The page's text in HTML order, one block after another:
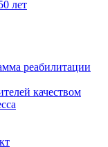
лет
реабилитации
качеством